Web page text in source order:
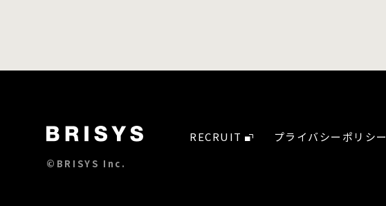
RECRUIT プライバシーポリシー
©BRISYS Inc.